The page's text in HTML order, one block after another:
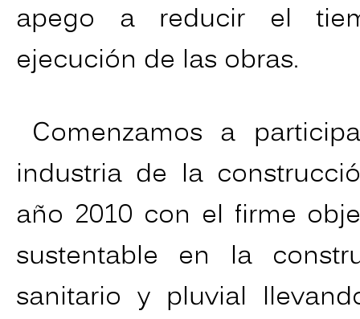
apego a reducir el
ejecución de las obras.
Comenzamos a
industria de la
año 2010 con el firme
sustentable en la
sanitario y pluvial